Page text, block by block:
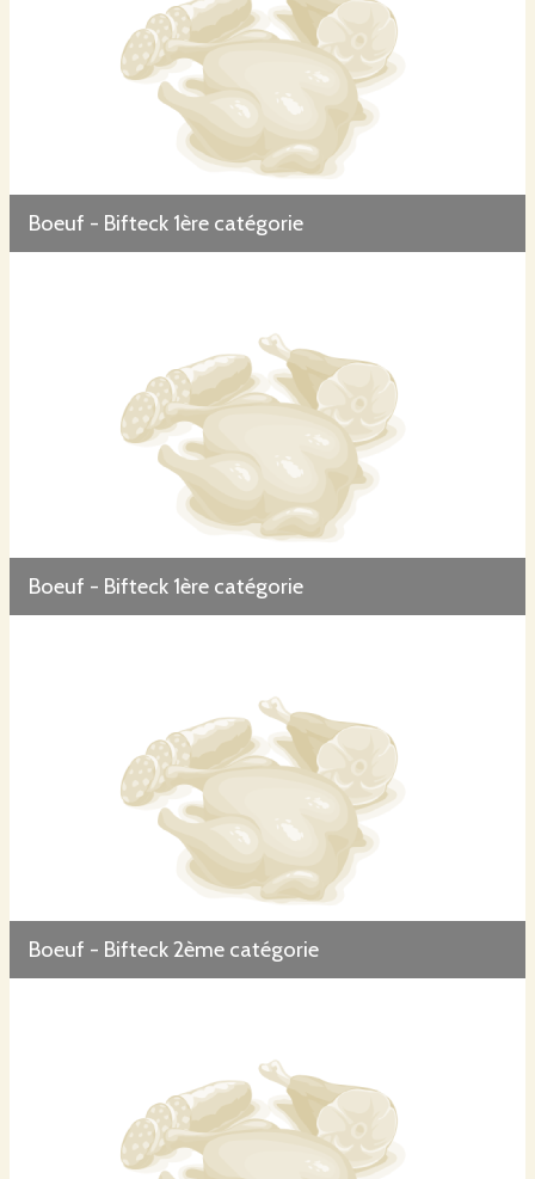
Boeuf - Bifteck 1ère catégorie
Boeuf - Bifteck 1ère catégorie
Boeuf - Bifteck 2ème catégorie